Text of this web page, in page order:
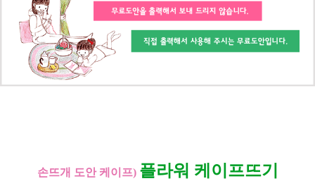
손뜨개 도안 케이프) 플라워 케이프뜨기